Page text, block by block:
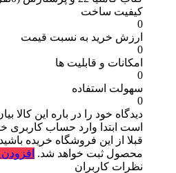
کیفیت ساخت
0
ارزش خرید به نسبت قیمت
0
امکانات و قابلیت ها
0
سهولت استفاده
0
دیدگاه خود را در باره این کالا
است ابتدا وارد حساب کاربری
قبلا از این فروشگاه خریده
محصول ثبت خواهد شد. افزودن
نظرات کاربران